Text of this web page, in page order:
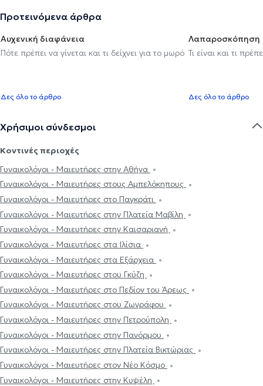
Προτεινόμενα άρθρα
Αυχενική διαφάνεια
Πότε πρέπει να γίνεται και τι δείχνει για το μωρό
Δες όλο το άρθρο
Λαπαροσκόπηση
Τι είναι και τι
Δες όλο το άρθρο
Χρήσιμοι σύνδεσμοι
Κοντινές περιοχές
Γυναικολόγοι - Μαιευτήρες στην Αθήνα
Γυναικολόγοι - Μαιευτήρες στους Αμπελόκηπους
Γυναικολόγοι - Μαιευτήρες στο Παγκράτι
Γυναικολόγοι - Μαιευτήρες στην Πλατεία Μαβίλη
Γυναικολόγοι - Μαιευτήρες στην Καισαριανή
Γυναικολόγοι - Μαιευτήρες στα Ιλίσια
Γυναικολόγοι - Μαιευτήρες στα Εξάρχεια
Γυναικολόγοι - Μαιευτήρες στου Γκύζη
Γυναικολόγοι - Μαιευτήρες στο Πεδίον του Άρεως
Γυναικολόγοι - Μαιευτήρες στου Ζωγράφου
Γυναικολόγοι - Μαιευτήρες στην Πετρούπολη
Γυναικολόγοι - Μαιευτήρες στην Πανόρμου
Γυναικολόγοι - Μαιευτήρες στην Πλατεία Βικτώριας
Γυναικολόγοι - Μαιευτήρες στον Νέο Κόσμο
Γυναικολόγοι - Μαιευτήρες στην Κυψέλη